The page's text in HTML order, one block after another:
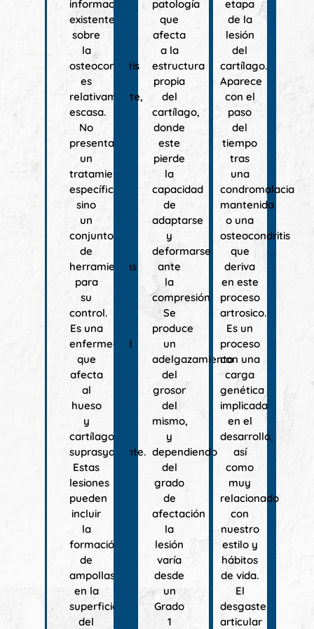
información
existente
sobre
la
osteocondritis
es
relativamente,
escasa.
No
presenta
un
tratamiento
específico,
sino
un
conjunto
de
herramientas
para
su
control.
Es una
enfermedad
que
afecta
al
hueso
y
cartílago
suprasyacente.
Estas
lesiones
pueden
incluir
la
formación
de
ampollas
en la
superficie
del
patología
que
afecta
a la
estructura
propia
del
cartílago,
donde
este
pierde
la
capacidad
de
adaptarse
y
deformarse
ante
la
compresión.
Se
produce
un
adelgazamiento
del
grosor
del
mismo,
y
dependiendo
del
grado
de
afectación
la
lesión
varía
desde
un
Grado
1
etapa
de la
lesión
del
cartílago.
Aparece
con el
paso
del
tiempo
tras
una
condromalacia
mantenida
o una
osteocondritis
que
deriva
en este
proceso
artrosico.
Es un
proceso
con una
carga
genética
implicada
en el
desarrollo,
así
como
muy
relacionado
con
nuestro
estilo y
hábitos
de vida.
El
desgaste
articular